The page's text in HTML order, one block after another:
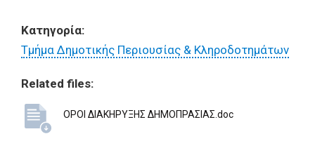
Κατηγορία:
Τμήμα Δημοτικής Περιουσίας & Κληροδοτημάτων
Related files:
ΟΡΟΙ ΔΙΑΚΗΡΥΞΗΣ ΔΗΜΟΠΡΑΣΙΑΣ.doc